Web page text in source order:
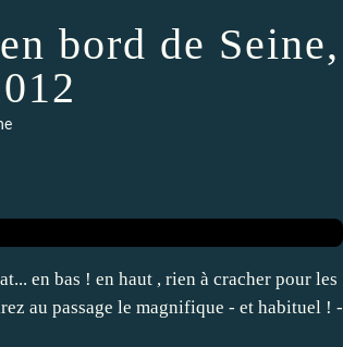
bord de Seine,
en bas ! en haut , rien à cracher pour les
au passage le magnifique - et habituel ! -